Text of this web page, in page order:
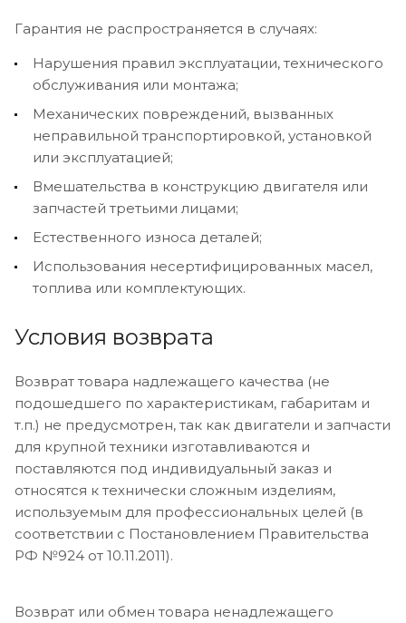
Гарантия не распространяется в случаях:
Нарушения правил эксплуатации, технического
обслуживания или монтажа;
Механических повреждений, вызванных
неправильной транспортировкой, установкой
или эксплуатацией;
Вмешательства в конструкцию двигателя или
запчастей третьими лицами;
Естественного износа деталей;
Использования несертифицированных масел,
топлива или комплектующих.
Условия возврата
Возврат товара надлежащего качества (не
подошедшего по характеристикам, габаритам и
т.п.) не предусмотрен, так как двигатели и запчасти
для крупной техники изготавливаются и
поставляются под индивидуальный заказ и
относятся к технически сложным изделиям,
используемым для профессиональных целей (в
соответствии с Постановлением Правительства
РФ №924 от 10.11.2011).
Возврат или обмен товара ненадлежащего